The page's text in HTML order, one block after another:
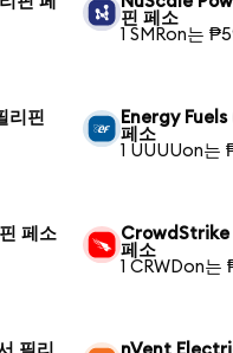
핀 페소
1 SMRon는
리핀
Energy
페소
1 UUUUon는
페소
CrowdStrike
페소
1 CRWDon는